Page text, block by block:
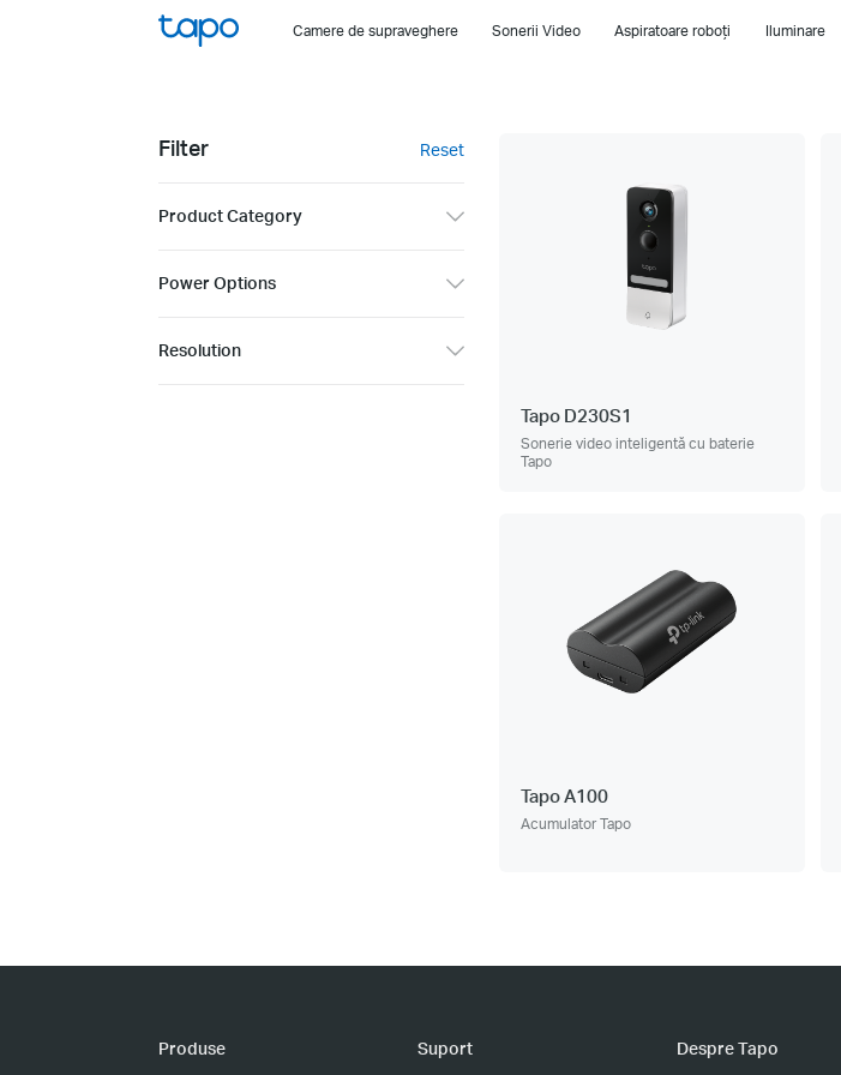
Camere de supraveghere Sonerii Video Aspiratoare roboți Iluminare
Filter Reset
Product Category
Power Options
Resolution
Tapo D230S1
Sonerie video inteligentă cu baterie
Tapo
Tapo A100
Acumulator Tapo
Produse Suport Despre Tapo